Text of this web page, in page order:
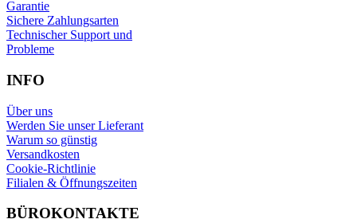
Garantie
Sichere Zahlungsarten
Technischer Support und
Probleme
INFO
Über uns
Werden Sie unser Lieferant
Warum so günstig
Versandkosten
Cookie-Richtlinie
Filialen & Öffnungszeiten
BÜROKONTAKTE